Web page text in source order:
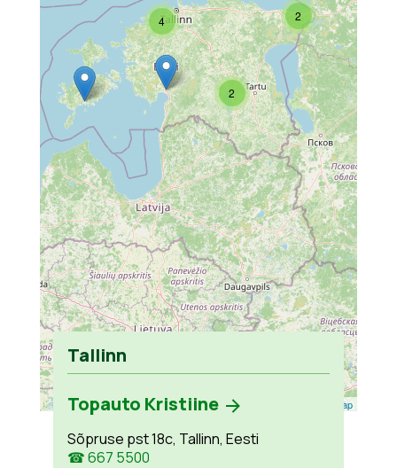
2
2
4
Leaflet OpenStreetMap
Tallinn
Topauto Kristiine
Sõpruse pst 18c, Tallinn, Eesti
☎ 667 5500